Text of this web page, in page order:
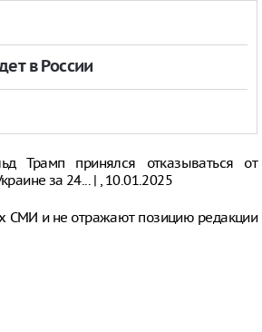
в России
Трамп принялся отказываться от
за 24... | , 10.01.2025
СМИ и не отражают позицию редакции